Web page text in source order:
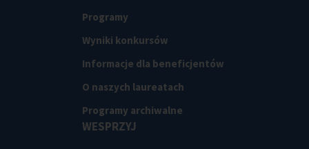
Programy
Wyniki konkursów
Informacje dla beneficjentów
O naszych laureatach
Programy archiwalne
WESPRZYJ